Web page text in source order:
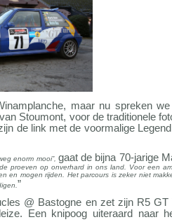
maar nu spreken
Stoumont, voor de traditionele
de link met de voormalige
enorm mooi”, gaat de bijna 70-jarige
proeven op onverhard in ons land. Voor een
en mogen rijden. Het parcours is zeker niet
”
@ Bastogne en zet zijn R5
Een knipoog uiteraard naar